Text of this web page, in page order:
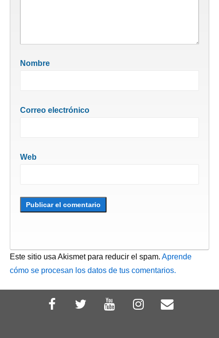
Nombre
Correo electrónico
Web
Este sitio usa Akismet para reducir el spam. Aprende
cómo se procesan los datos de tus comentarios.